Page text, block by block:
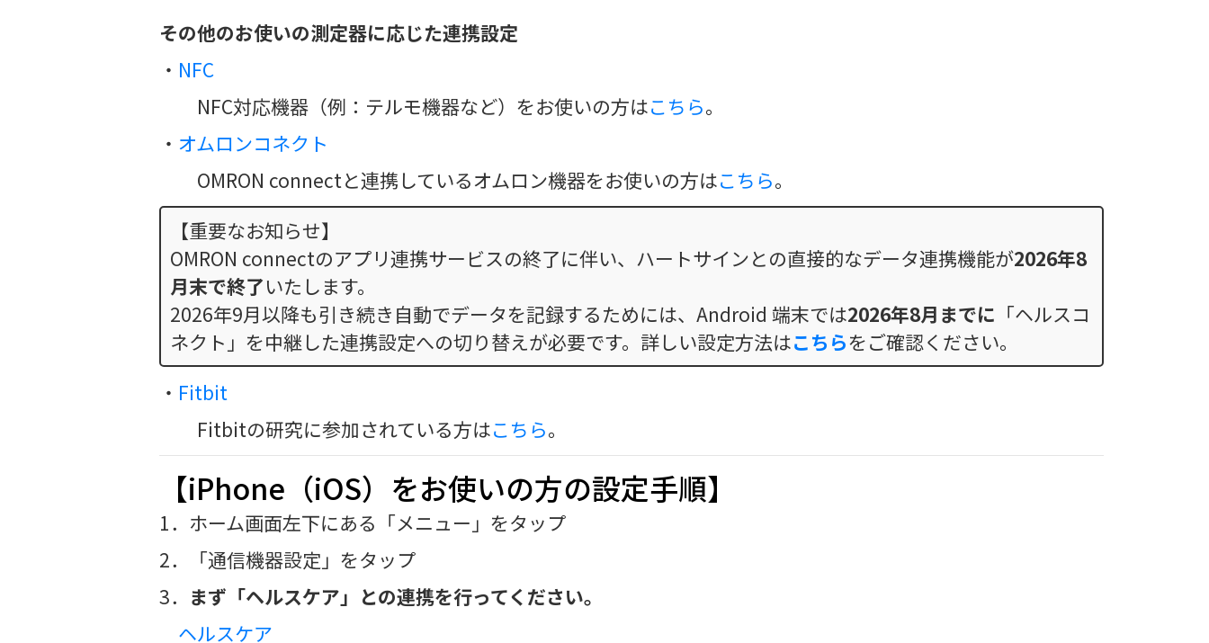
その他のお使いの測定器に応じた連携設定
・ NFC
NFC対応機器（例：テルモ機器など）をお使いの方はこちら。
・ オムロンコネクト
OMRON connectと連携しているオムロン機器をお使いの方はこちら。
【重要なお知らせ】
OMRON connectのアプリ連携サービスの終了に伴い、ハートサインとの直接的なデータ連携機能が2026年8
月末で終了いたします。
2026年9月以降も引き続き自動でデータを記録するためには、Android 端末では2026年8月までに 「ヘルスコ
ネクト」を中継した連携設定への切り替えが必要です。詳しい設定方法はこちらをご確認ください。
・ Fitbit
Fitbitの研究に参加されている方はこちら。
【iPhone（iOS）をお使いの方の設定手順】
1．ホーム画面左下にある「メニュー」をタップ
2．「通信機器設定」をタップ
3． まず「ヘルスケア」との連携を行ってください。
ヘルスケア